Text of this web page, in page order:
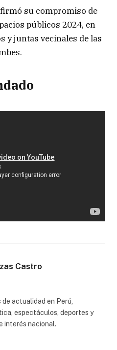
su compromiso de
públicos 2024, en
y juntas vecinales de las
Castro
actualidad en Perú,
espectáculos, deportes y
interés nacional.